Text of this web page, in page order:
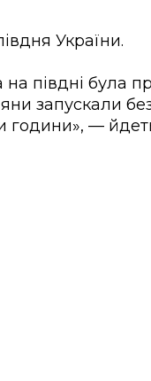
України.
на півдні була
запускали
години», —